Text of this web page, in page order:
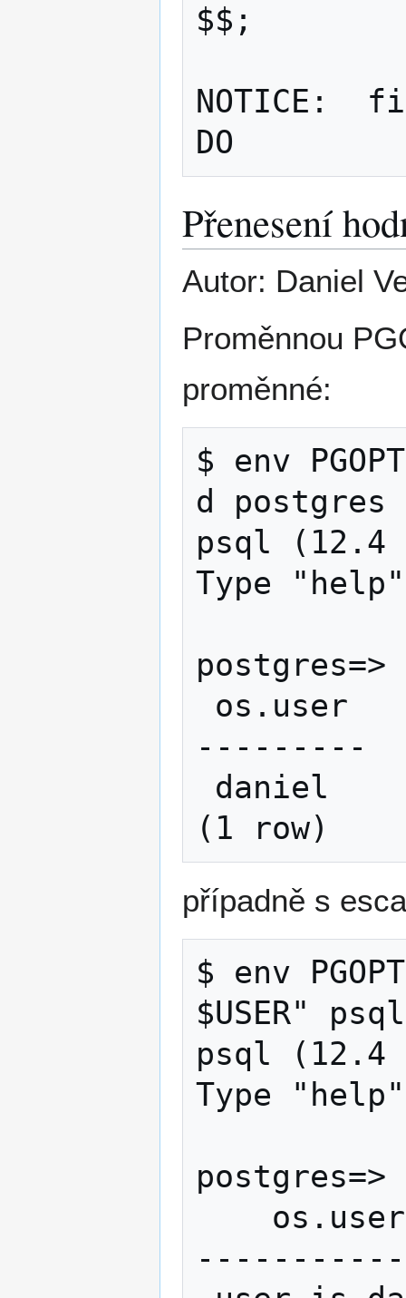
$$;
NOTICE:
Přenesení
Autor: Daniel
Proměnnou
proměnné:
$ env
d postgres
psql (12.4
Type
---------
případně s
$ env
$USER"
psql (12.4
Type